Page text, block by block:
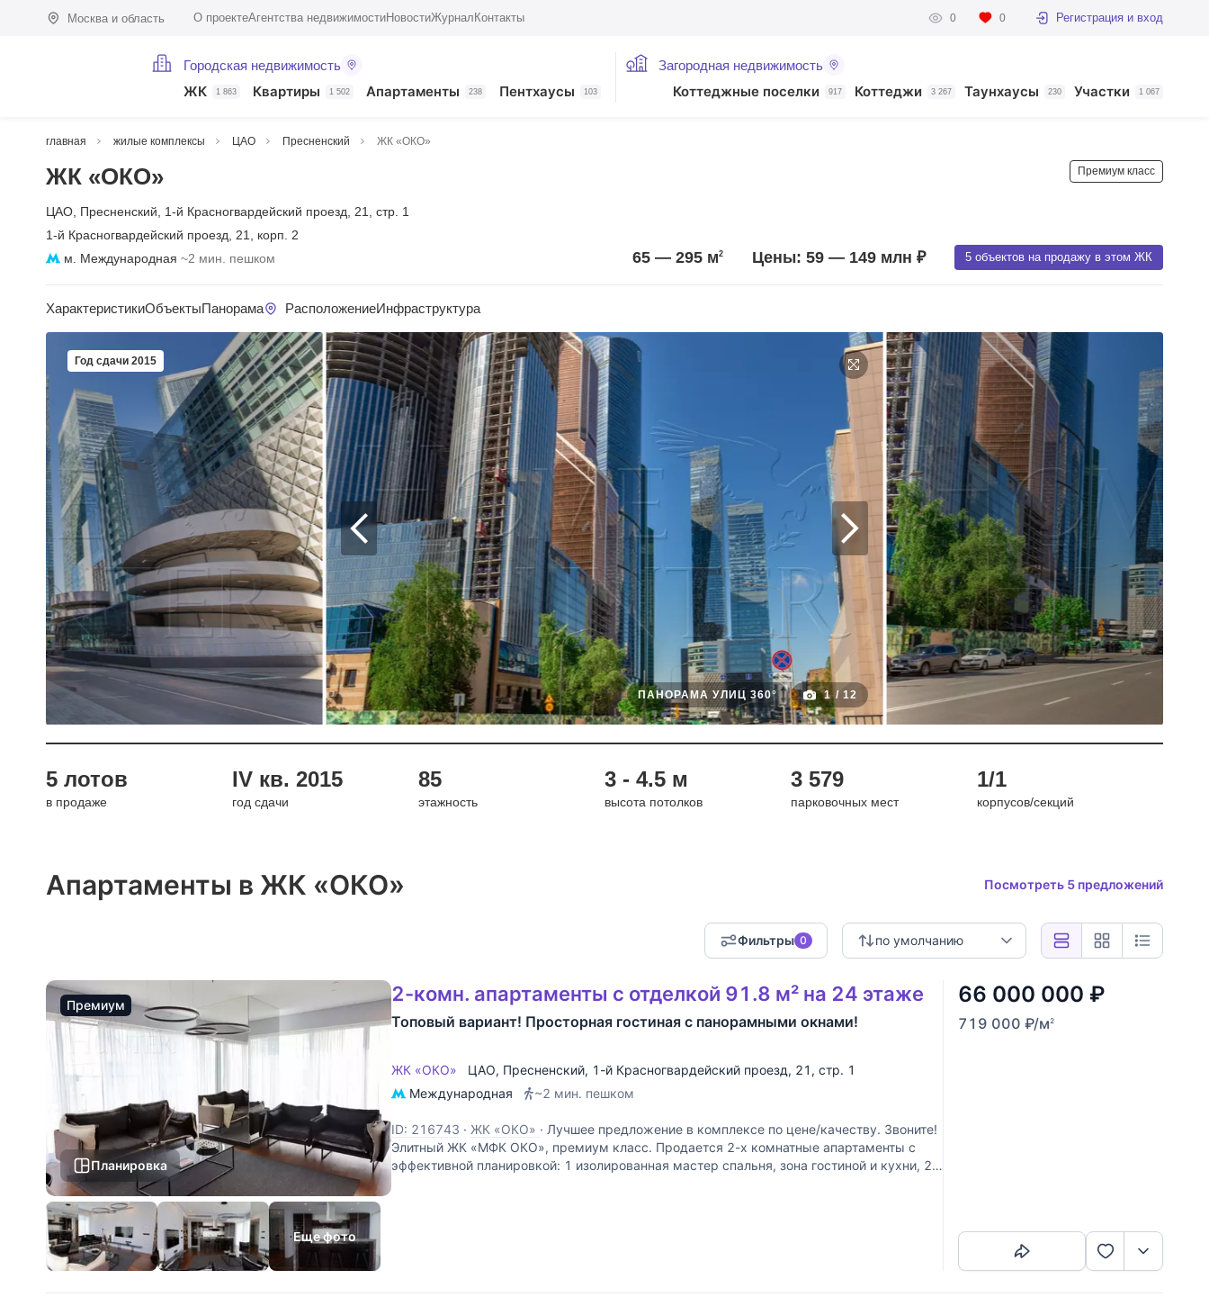
Москва и область О проектеАгентства недвижимостиНовостиЖурнал Контакты 0 0 Регистрация и вход
Городская недвижимость
ЖК 1 863 Квартиры 1 502 Апартаменты 238 Пентхаусы 103
Загородная недвижимость
Коттеджные поселки 917 Коттеджи 3 267 Таунхаусы 230 Участки 1 067
главная жилые комплексы ЦАО Пресненский ЖК «ОКО»
Премиум класс
ЖК «ОКО»
ЦАО Пресненский 1-й Красногвардейский проезд 21
стр. 1
1-й Красногвардейский проезд
21
корп. 2
м. Международная ~2 мин. пешком 5 объектов на продажу в этом ЖК
Цены: 59 — 149 млн ₽
65 — 295 м2
ХарактеристикиОбъектыПанорама РасположениеИнфраструктура
Год сдачи 2015
1/ 12
ПАНОРАМА УЛИЦ 360°
5 лотов
в продаже
IV кв. 2015
год сдачи
85
этажность
3 - 4.5 м
высота потолков
3 579
парковочных мест
1/1
корпусов/секций
Апартаменты в ЖК «ОКО» Посмотреть 5 предложений
Фильтры 0 по умолчанию
Премиум
Планировка
Еще фото
2-комн. апартаменты с отделкой 91.8 м² на 24 этаже
Топовый вариант! Просторная гостиная с панорамными окнами!
ЖК «ОКО» ЦАО, Пресненский, 1-й Красногвардейский проезд, 21, стр. 1
Международная
~2 мин. пешком
ID: 216743 · ЖК «ОКО» · Лучшее предложение в комплексе по цене/качеству. Звоните!
Элитный ЖК «МФК ОКО», премиум класс. Продается 2-х комнатные апартаменты с
эффективной планировкой: 1 изолированная мастер спальня, зона гостиной и кухни, 2
66 000 000 ₽
719 000 ₽/м2